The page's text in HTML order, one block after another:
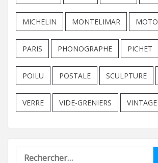
MICHELIN MONTELIMAR MOTO
PARIS PHONOGRAPHE PICHET
POILU POSTALE SCULPTURE
VERRE VIDE-GRENIERS VINTAGE
Rechercher :